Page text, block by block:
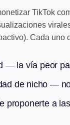
TikTok
Cada
— la vía peor
de nicho —
proponerte a